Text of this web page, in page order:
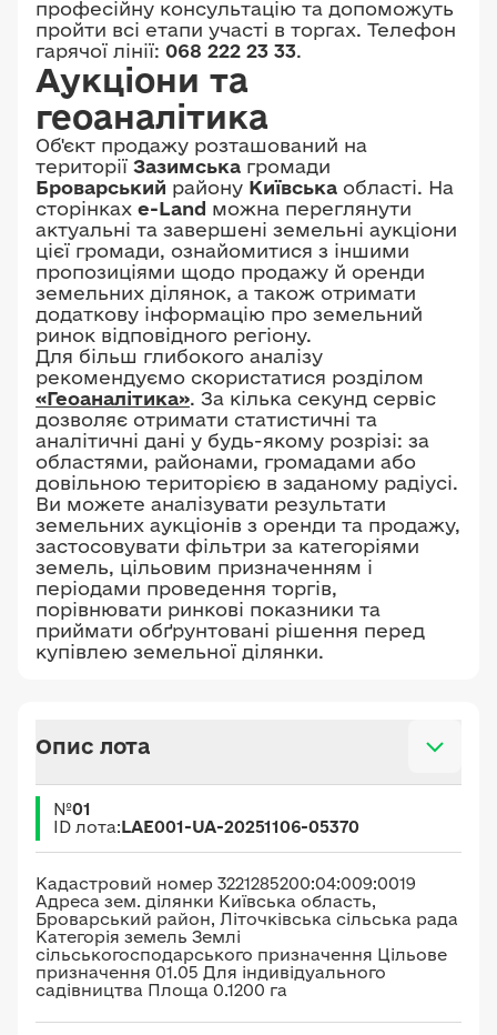
професійну консультацію та допоможуть
пройти всі етапи участі в торгах. Телефон
гарячої лінії: 068 222 23 33.
Аукціони та
геоаналітика
Об'єкт продажу розташований на
території Зазимська громади
Броварський району Київська області. На
сторінках e-Land можна переглянути
актуальні та завершені земельні аукціони
цієї громади, ознайомитися з іншими
пропозиціями щодо продажу й оренди
земельних ділянок, а також отримати
додаткову інформацію про земельний
ринок відповідного регіону.
Для більш глибокого аналізу
рекомендуємо скористатися розділом
«Геоаналітика». За кілька секунд сервіс
дозволяє отримати статистичні та
аналітичні дані у будь-якому розрізі: за
областями, районами, громадами або
довільною територією в заданому радіусі.
Ви можете аналізувати результати
земельних аукціонів з оренди та продажу,
застосовувати фільтри за категоріями
земель, цільовим призначенням і
періодами проведення торгів,
порівнювати ринкові показники та
приймати обґрунтовані рішення перед
купівлею земельної ділянки.
Опис лота
№01
ID лота:LAE001-UA-20251106-05370
Кадастровий номер 3221285200:04:009:0019
Адреса зем. ділянки Київська область,
Броварський район, Літочківська сільська рада
Категорія земель Землі
сільськогосподарського призначення Цільове
призначення 01.05 Для індивідуального
садівництва Площа 0.1200 га